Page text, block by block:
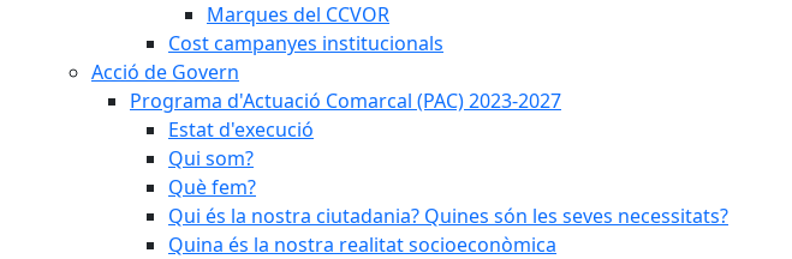
Marques del CCVOR
Cost campanyes institucionals
Acció de Govern
Programa d'Actuació Comarcal (PAC) 2023-2027
Estat d'execució
Qui som?
Què fem?
Qui és la nostra ciutadania? Quines són les seves necessitats?
Quina és la nostra realitat socioeconòmica